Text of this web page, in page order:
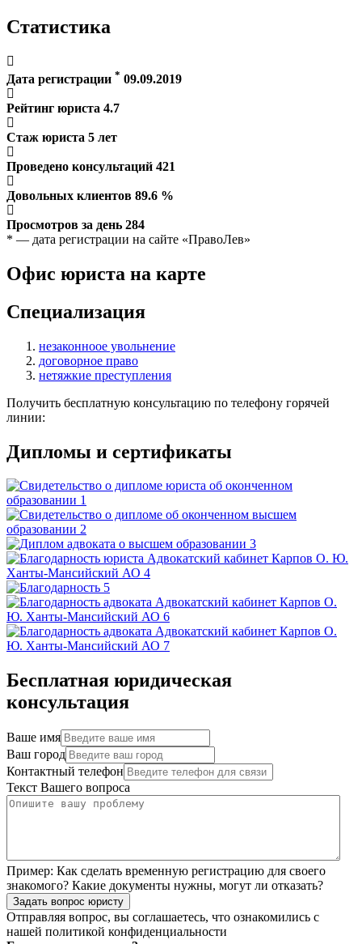
Статистика
Дата регистрации * 09.09.2019
Рейтинг юриста 4.7
Стаж юриста 5 лет
Проведено консультаций 421
Довольных клиентов 89.6 %
Просмотров за день 284
* — дата регистрации на сайте «ПравоЛев»
Офис юриста на карте
Специализация
незаконноое увольнение
договорное право
нетяжкие преступления
Получить бесплатную консультацию по телефону горячей
линии:
Дипломы и сертификаты
Бесплатная юридическая
консультация
Ваше имя
Ваш город
Контактный телефон
Текст Вашего вопроса
Пример: Как сделать временную регистрацию для своего
знакомого? Какие документы нужны, могут ли отказать?
Задать вопрос юристу
Отправляя вопрос, вы соглашаетесь, что ознакомились с
нашей политикой конфиденциальности